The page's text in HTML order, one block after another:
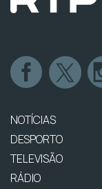
NOTÍCIAS
DESPORTO
TELEVISÃO
RÁDIO